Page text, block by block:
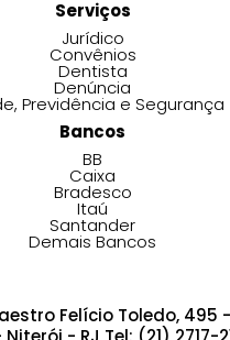
Serviços
Jurídico
Convênios
Dentista
Denúncia
Previdência e Segurança
Bancos
BB
Caixa
Bradesco
Itaú
Santander
Demais Bancos
Felício Toledo, 495